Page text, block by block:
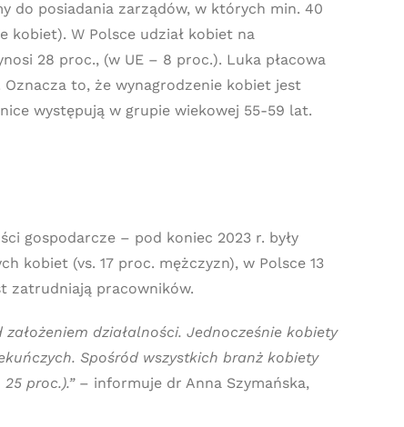
do posiadania zarządów, w których min. 40
kobiet). W Polsce udział kobiet na
28 proc., (w UE – 8 proc.). Luka płacowa
to, że wynagrodzenie kobiet jest
występują w grupie wiekowej 55-59 lat.
gospodarcze – pod koniec 2023 r. były
kobiet (vs. 17 proc. mężczyzn), w Polsce 13
zatrudniają pracowników.
działalności. Jednocześnie kobiety
Spośród wszystkich branż kobiety
proc.).”– informuje dr Anna Szymańska,